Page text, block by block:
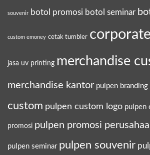
souvenir botol promosi botol seminar
custom emoney cetak tumbler
jasa uv printing merchandise
merchandise kantor pulpen branding
custom pulpen custom logo pulpen
promosi pulpen promosi
pulpen seminar pulpen souvenir